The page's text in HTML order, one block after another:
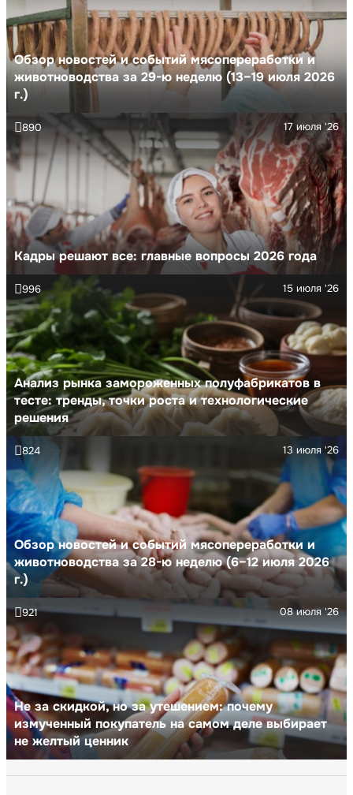
Обзор новостей и событий мясопереработки и
животноводства за 29-ю неделю (13–19 июля 2026
г.)
Кадры решают все: главные вопросы 2026 года
17 июля '26
890
Анализ рынка замороженных полуфабрикатов в
тесте: тренды, точки роста и технологические
решения
15 июля '26
996
Обзор новостей и событий мясопереработки и
животноводства за 28-ю неделю (6–12 июля 2026
г.)
13 июля '26
824
Не за скидкой, но за утешением: почему
измученный покупатель на самом деле выбирает
не желтый ценник
08 июля '26
921